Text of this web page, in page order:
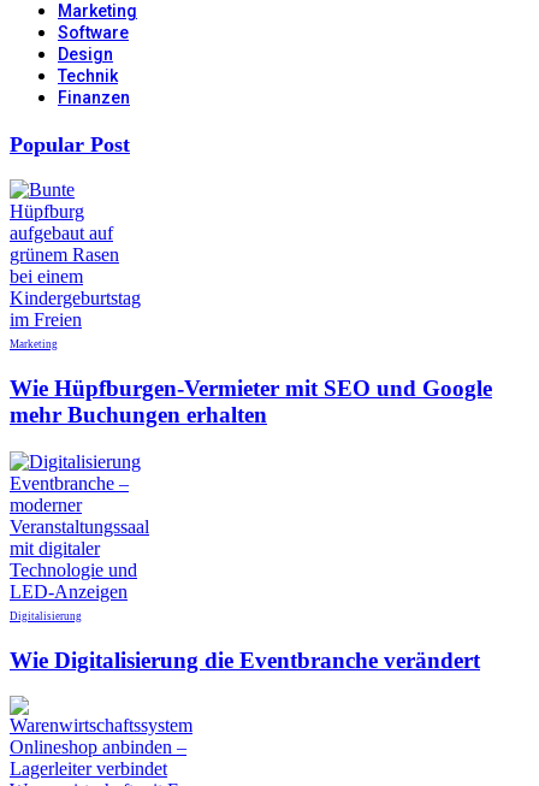
Marketing
Software
Design
Technik
Finanzen
Popular Post
Marketing
Wie Hüpfburgen-Vermieter mit SEO und Google
mehr Buchungen erhalten
Digitalisierung
Wie Digitalisierung die Eventbranche verändert